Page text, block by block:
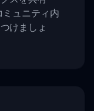
ミュニティ内
けましょ